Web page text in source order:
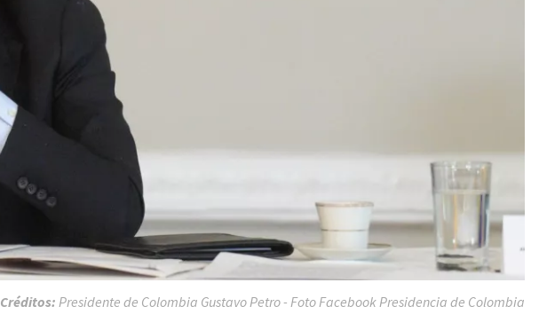
Créditos: Presidente de Colombia Gustavo Petro - Foto Facebook Presidencia de Colombia